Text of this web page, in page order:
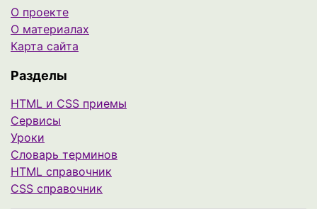
О проекте
О материалах
Карта сайта
Разделы
HTML и CSS приемы
Сервисы
Уроки
Cловарь терминов
HTML справочник
CSS справочник